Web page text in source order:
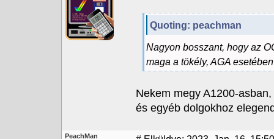
Quoting: peachman
Nagyon bosszant, hogy az
maga a tökély, AGA
Nekem megy A1200-
és egyéb dolgokhoz
PeachMan